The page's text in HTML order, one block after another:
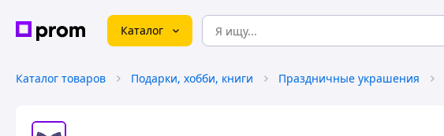
Каталог
Каталог товаров Подарки, хобби, книги Праздничные украшения